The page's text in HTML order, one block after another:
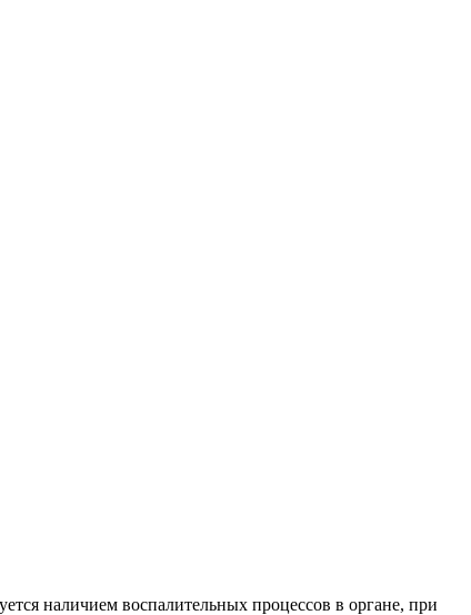
наличием воспалительных процессов в органе, при